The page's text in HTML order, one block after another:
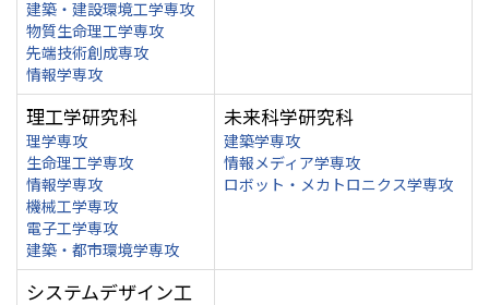
建築・建設環境工学専攻
物質生命理工学専攻
先端技術創成専攻
情報学専攻
理工学研究科
理学専攻
生命理工学専攻
情報学専攻
機械工学専攻
電子工学専攻
建築・都市環境学専攻
未来科学研究科
建築学専攻
情報メディア学専攻
ロボット・メカトロニクス学専攻
システムデザイン工